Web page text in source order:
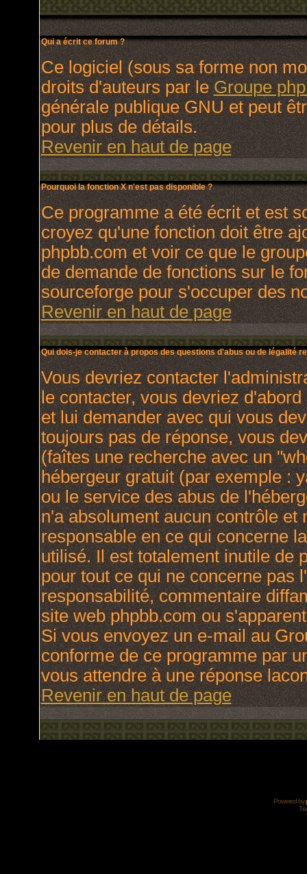
Qui a écrit ce forum ?
Ce logiciel (sous sa forme non
droits d'auteurs par leGroupe
générale publique GNU et peut
pour plus de détails.
Revenir en haut de page
Pourquoi la fonction X n'est pas disponible ?
Ce programme a été écrit et est
croyez qu'une fonction doit être
phpbb.com et voir ce que le
de demande de fonctions sur le
sourceforge pour s'occuper des
Revenir en haut de page
Qui dois-je contacter à propos des questions d'abus ou de légalité
Vous devriez contacter
le contacter, vous devriez
et lui demander avec qui vous
toujours pas de réponse, vous
(faîtes une recherche avec un
hébergeur gratuit (par exemple :
ou le service des abus de
n'a absolument aucun contrôle et
responsable en ce qui concerne
utilisé. Il est totalement inutile de
pour tout ce qui ne concerne pas
responsabilité, commentaire
site web phpbb.com ou
Si vous envoyez un e-mail au
conforme de ce programme par
vous attendre à une réponse
Revenir en haut de page
Powered by